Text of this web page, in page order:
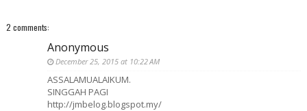
2 comments:
Anonymous
December 25, 2015 at 10:22 AM
ASSALAMUALAIKUM.
SINGGAH PAGI
http://jmbelog.blogspot.my/